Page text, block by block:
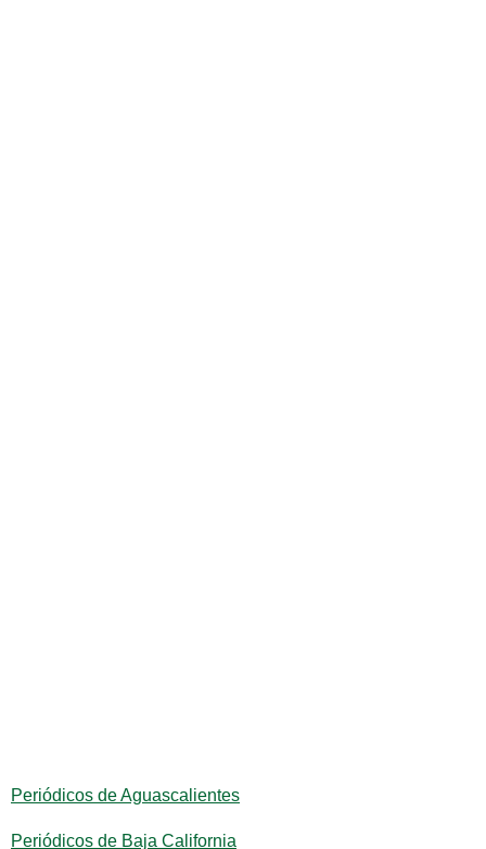
Periódicos de Aguascalientes
Periódicos de Baja California